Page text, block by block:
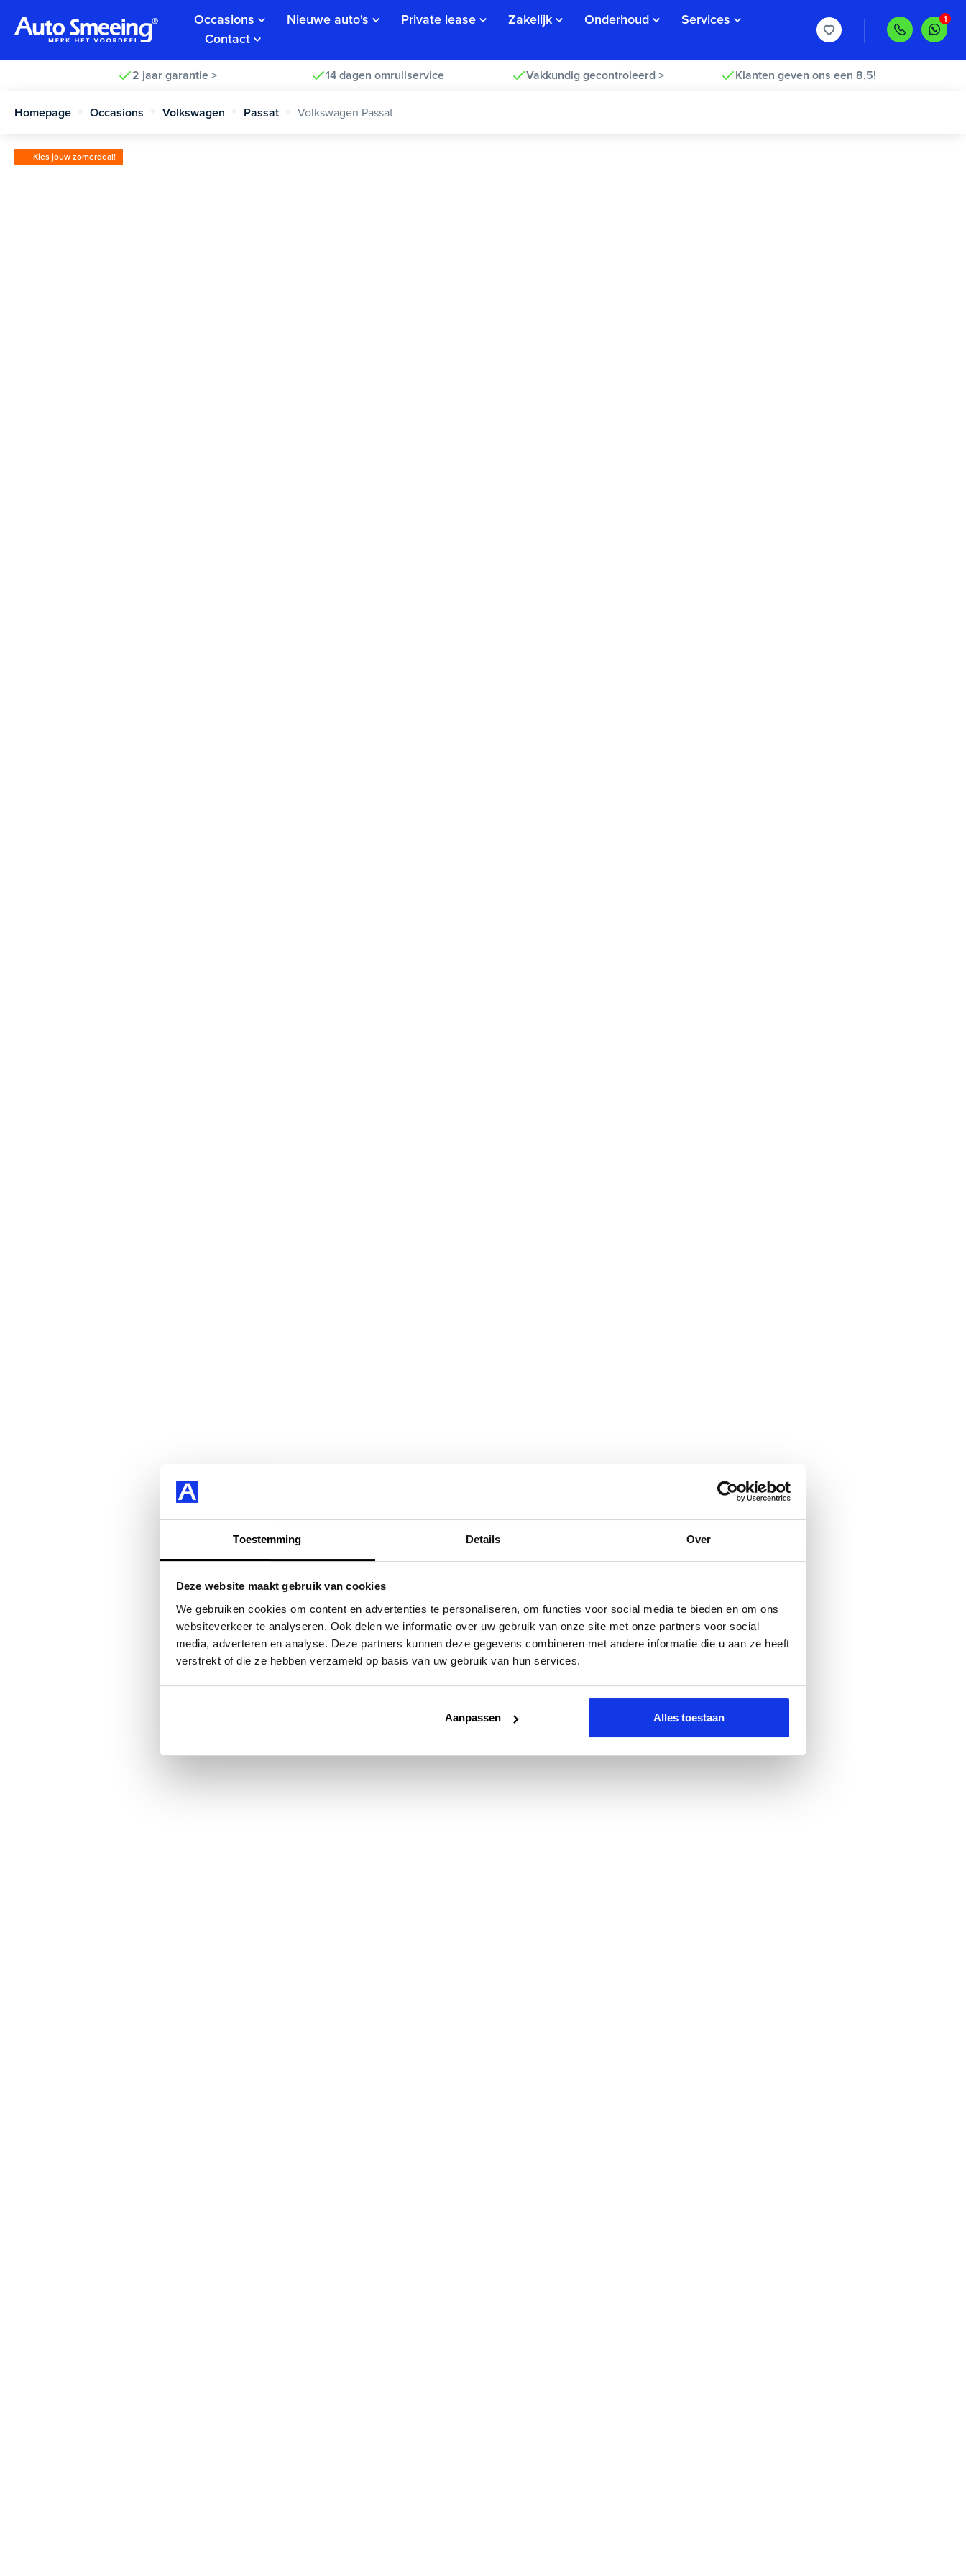
Toestemming Details Over
Deze website maakt gebruik van cookies
We gebruiken cookies om content en advertenties te personaliseren, om functies voor social media te bieden en om ons
websiteverkeer te analyseren. Ook delen we informatie over uw gebruik van onze site met onze partners voor social
media, adverteren en analyse. Deze partners kunnen deze gegevens combineren met andere informatie die u aan ze heeft
verstrekt of die ze hebben verzameld op basis van uw gebruik van hun services.
Aanpassen Alles toestaan
Occasions Nieuwe auto's Private lease Zakelijk Onderhoud
Services
Contact
2 jaar garantie > 14 dagen omruilservice Vakkundig gecontroleerd > Klanten geven ons een 8,5!
Homepage Occasions Volkswagen Passat Volkswagen Passat
Kies jouw zomerdeal!